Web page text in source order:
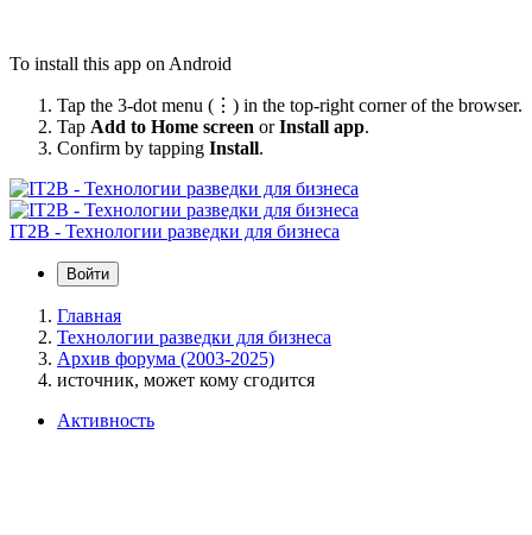
To install this app on Android
Tap the 3-dot menu (⋮) in the top-right corner of the browser.
Tap Add to Home screen orInstall app.
Confirm by tapping Install.
IT2B - Технологии разведки для бизнеса
Войти
Главная
Технологии разведки для бизнеса
Архив форума (2003-2025)
источник, может кому сгодится
Активность